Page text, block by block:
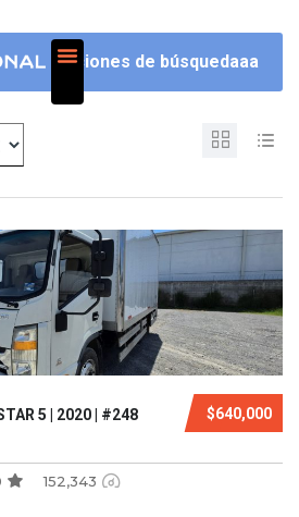
Opciones de búsquedaaa
$640,000
5 | 2020 | #248
152,343